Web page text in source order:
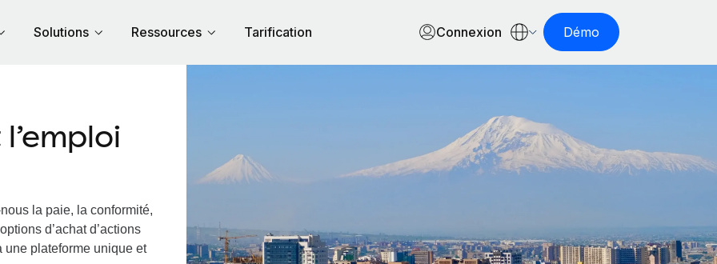
Solutions Ressources Tarification Connexion Démo
la paie, la conformité,
d’achat d’actions
une plateforme unique et